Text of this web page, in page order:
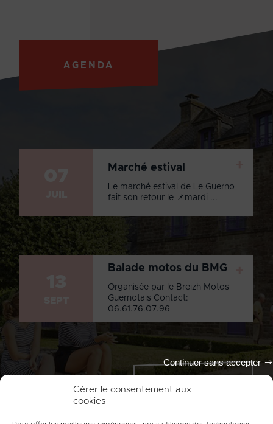
Gérer le consentement aux
cookies
Continuer sans accepter
AGENDA
Marché estival
Le marché estival de Le Guerno
fait son retour le 📌mardi ...
Balade motos du BMG
Organisée par le Breizh Motos
Guernotais Contact:
06.61.76.07.96